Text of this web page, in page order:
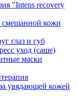
"Intens recovery
смешанной кожи
глаз и губ
уход (саше)
маски
увядающей кожей